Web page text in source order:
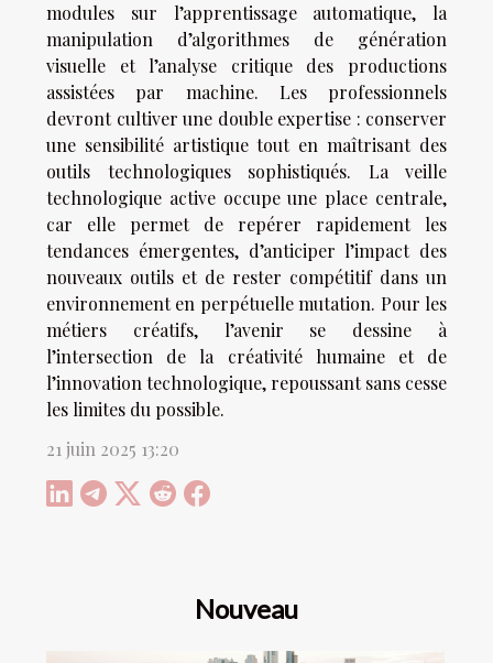
modules sur l’apprentissage automatique, la
manipulation d’algorithmes de génération
visuelle et l’analyse critique des productions
assistées par machine. Les professionnels
devront cultiver une double expertise : conserver
une sensibilité artistique tout en maîtrisant des
outils technologiques sophistiqués. La veille
technologique active occupe une place centrale,
car elle permet de repérer rapidement les
tendances émergentes, d’anticiper l’impact des
nouveaux outils et de rester compétitif dans un
environnement en perpétuelle mutation. Pour les
métiers créatifs, l’avenir se dessine à
l’intersection de la créativité humaine et de
l’innovation technologique, repoussant sans cesse
les limites du possible.
21 juin 2025 13:20
Nouveau